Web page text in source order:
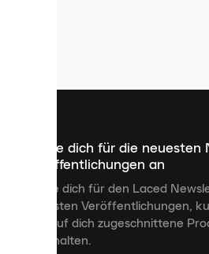
Melde dich für die neuesten
Veröffentlichungen an
Melde dich für den Laced
neuesten Veröffentlichungen,
und auf dich zugeschnittene
zu erhalten.
kleine
dienen,
Inhalte
anzuzeigen
deine